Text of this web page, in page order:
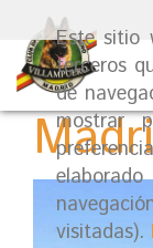
Este sitio
terceros
de
mostrar
visitadas).